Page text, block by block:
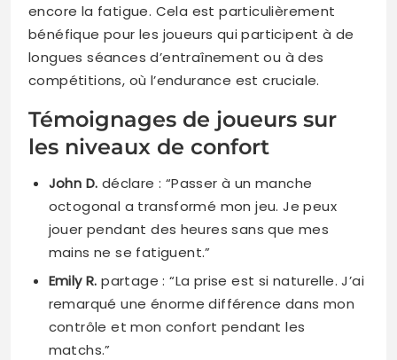
encore la fatigue. Cela est particulièrement
bénéfique pour les joueurs qui participent à de
longues séances d’entraînement ou à des
compétitions, où l’endurance est cruciale.
Témoignages de joueurs sur
les niveaux de confort
John D. déclare : “Passer à un manche
octogonal a transformé mon jeu. Je peux
jouer pendant des heures sans que mes
mains ne se fatiguent.”
Emily R. partage : “La prise est si naturelle. J’ai
remarqué une énorme différence dans mon
contrôle et mon confort pendant les
matchs.”